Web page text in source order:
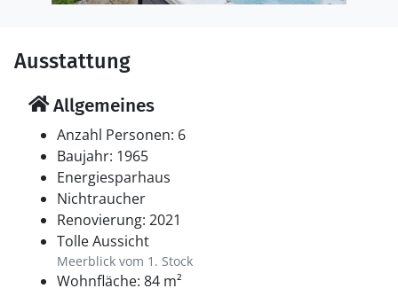
Ausstattung
Allgemeines
Anzahl Personen: 6
Baujahr: 1965
Energiesparhaus
Nichtraucher
Renovierung: 2021
Tolle Aussicht
Meerblick vom 1. Stock
Wohnfläche: 84 m²